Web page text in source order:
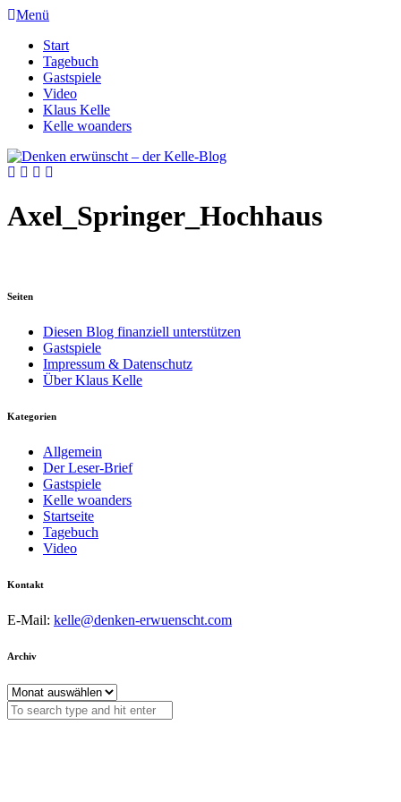
Menü
Start
Tagebuch
Gastspiele
Video
Klaus Kelle
Kelle woanders
Axel_Springer_Hochhaus
Seiten
Diesen Blog finanziell unterstützen
Gastspiele
Impressum & Datenschutz
Über Klaus Kelle
Kategorien
Allgemein
Der Leser-Brief
Gastspiele
Kelle woanders
Startseite
Tagebuch
Video
Kontakt
E-Mail: kelle@denken-erwuenscht.com
Archiv
Archiv